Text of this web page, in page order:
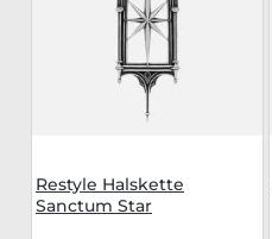
Restyle Halskette
Sanctum Star